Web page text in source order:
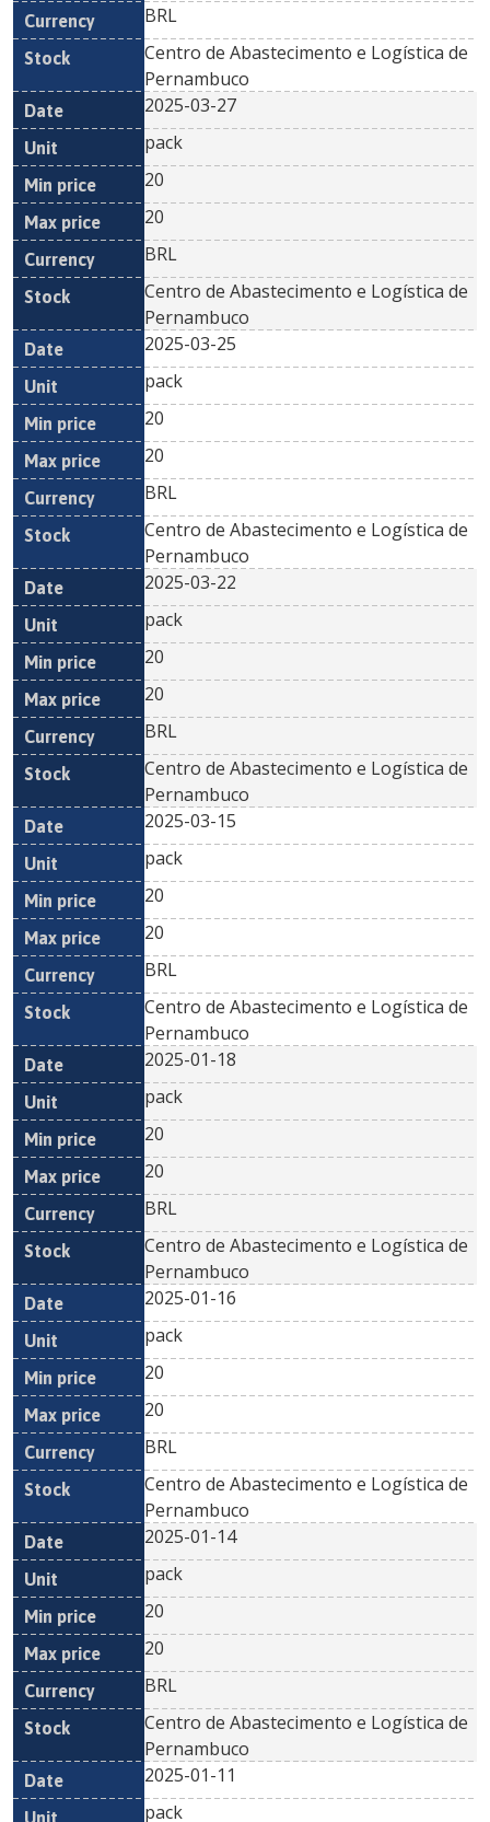
BRL
Centro de Abastecimento e Logística de
Pernambuco
2025-03-27
pack
20
20
BRL
Centro de Abastecimento e Logística de
Pernambuco
2025-03-25
pack
20
20
BRL
Centro de Abastecimento e Logística de
Pernambuco
2025-03-22
pack
20
20
BRL
Centro de Abastecimento e Logística de
Pernambuco
2025-03-15
pack
20
20
BRL
Centro de Abastecimento e Logística de
Pernambuco
2025-01-18
pack
20
20
BRL
Centro de Abastecimento e Logística de
Pernambuco
2025-01-16
pack
20
20
BRL
Centro de Abastecimento e Logística de
Pernambuco
2025-01-14
pack
20
20
BRL
Centro de Abastecimento e Logística de
Pernambuco
2025-01-11
pack